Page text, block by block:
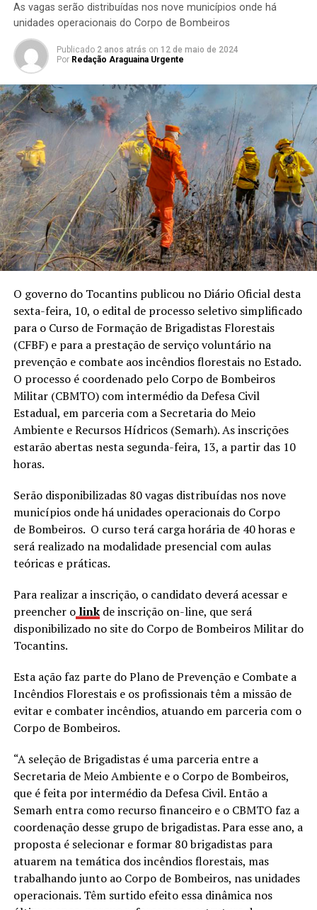
As vagas serão distribuídas nos nove municípios onde há
unidades operacionais do Corpo de Bombeiros
Publicado 2 anos atrás on 12 de maio de 2024
Por Redação Araguaina Urgente
O governo do Tocantins publicou no Diário Oficial desta
sexta-feira, 10, o edital de processo seletivo simplificado
para o Curso de Formação de Brigadistas Florestais
(CFBF) e para a prestação de serviço voluntário na
prevenção e combate aos incêndios florestais no Estado.
O processo é coordenado pelo Corpo de Bombeiros
Militar (CBMTO) com intermédio da Defesa Civil
Estadual, em parceria com a Secretaria do Meio
Ambiente e Recursos Hídricos (Semarh). As inscrições
estarão abertas nesta segunda-feira, 13, a partir das 10
horas.
Serão disponibilizadas 80 vagas distribuídas nos nove
municípios onde há unidades operacionais do Corpo
de Bombeiros. O curso terá carga horária de 40 horas e
será realizado na modalidade presencial com aulas
teóricas e práticas.
Para realizar a inscrição, o candidato deverá acessar e
preencher o linkde inscrição on-line, que será
disponibilizado no site do Corpo de Bombeiros Militar do
Tocantins.
Esta ação faz parte do Plano de Prevenção e Combate a
Incêndios Florestais e os profissionais têm a missão de
evitar e combater incêndios, atuando em parceria com o
Corpo de Bombeiros.
“A seleção de Brigadistas é uma parceria entre a
Secretaria de Meio Ambiente e o Corpo de Bombeiros,
que é feita por intermédio da Defesa Civil. Então a
Semarh entra como recurso financeiro e o CBMTO faz a
coordenação desse grupo de brigadistas. Para esse ano, a
proposta é selecionar e formar 80 brigadistas para
atuarem na temática dos incêndios florestais, mas
trabalhando junto ao Corpo de Bombeiros, nas unidades
operacionais. Têm surtido efeito essa dinâmica nos